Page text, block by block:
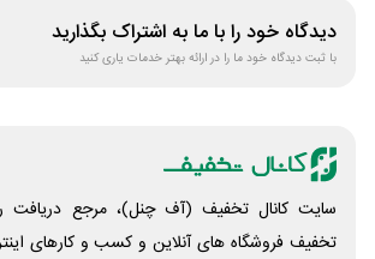
دیدگاه خود را با ما به اشتراک بگذارید
با ثبت دیدگاه خود ما را در ارائه بهتر خدمات یاری کنید
سایت کانال تخفیف (آف چنل)، مرجع دریافت
تخفیف فروشگاه های آنلاین و کسب و‌ کارهای